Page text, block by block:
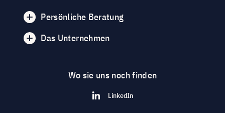
Persönliche Beratung
Das Unternehmen
Wo sie uns noch finden
LinkedIn